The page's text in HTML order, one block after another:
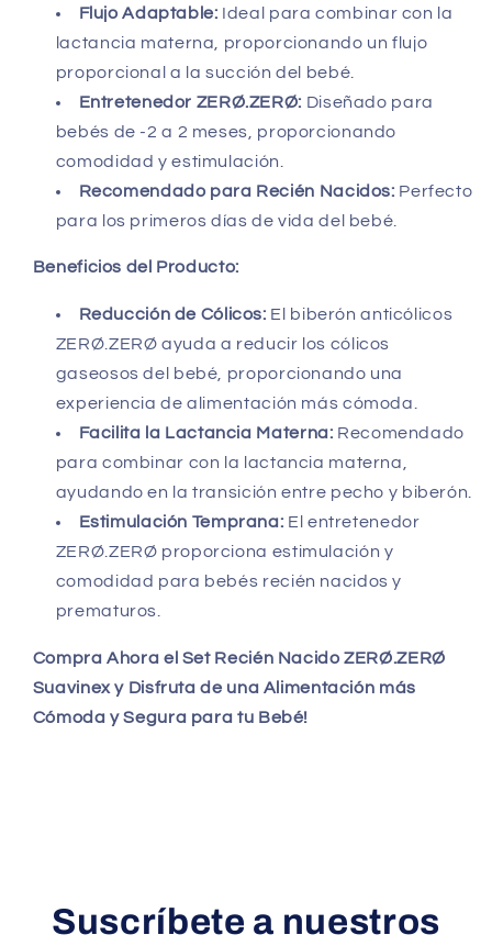
Flujo Adaptable: Ideal para combinar con la
lactancia materna, proporcionando un flujo
proporcional a la succión del bebé.
Entretenedor ZERØ.ZERØ: Diseñado para
bebés de -2 a 2 meses, proporcionando
comodidad y estimulación.
Recomendado para Recién Nacidos: Perfecto
para los primeros días de vida del bebé.
Beneficios del Producto:
Reducción de Cólicos: El biberón anticólicos
ZERØ.ZERØ ayuda a reducir los cólicos
gaseosos del bebé, proporcionando una
experiencia de alimentación más cómoda.
Facilita la Lactancia Materna: Recomendado
para combinar con la lactancia materna,
ayudando en la transición entre pecho y biberón.
Estimulación Temprana: El entretenedor
ZERØ.ZERØ proporciona estimulación y
comodidad para bebés recién nacidos y
prematuros.
Compra Ahora el Set Recién Nacido ZERØ.ZERØ
Suavinex y Disfruta de una Alimentación más
Cómoda y Segura para tu Bebé!
Suscríbete a nuestros